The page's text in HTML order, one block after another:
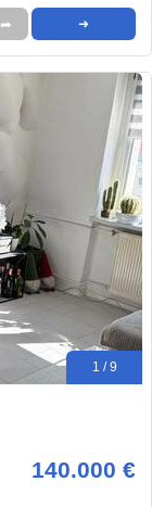
➦ ➜
1 / 9
140.000 €